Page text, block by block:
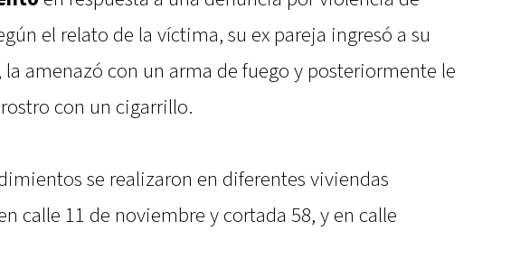
el relato de la víctima, su ex pareja ingresó a su
amenazó con un arma de fuego y posteriormente le
con un cigarrillo.
se realizaron en diferentes viviendas
calle 11 de noviembre y cortada 58, y en calle